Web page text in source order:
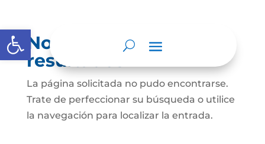
Abrir barra de herramientas
No se encontraron
resultados
La página solicitada no pudo encontrarse.
Trate de perfeccionar su búsqueda o utilice
la navegación para localizar la entrada.